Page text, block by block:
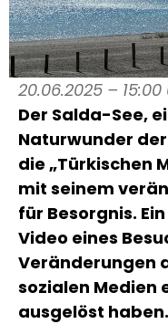
20.06.2025 – 15:00
Der Salda-See,
Naturwunder
die „Türkischen
mit seinem
für Besorgnis.
Video eines
Veränderungen
sozialen Medien
ausgelöst haben.